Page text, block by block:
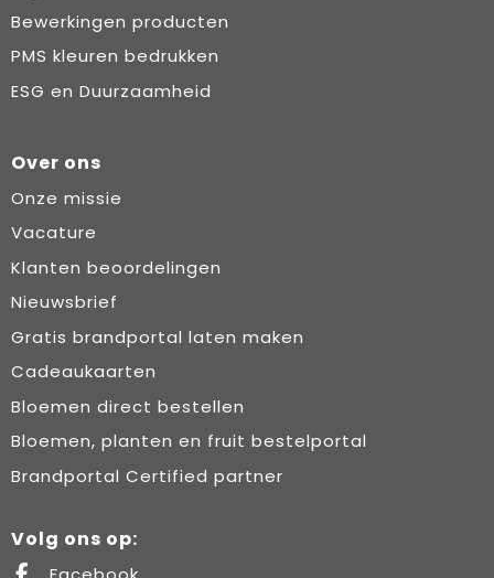
Bewerkingen producten
PMS kleuren bedrukken
ESG en Duurzaamheid
Over ons
Onze missie
Vacature
Klanten beoordelingen
Nieuwsbrief
Gratis brandportal laten maken
Cadeaukaarten
Bloemen direct bestellen
Bloemen, planten en fruit bestelportal
Brandportal Certified partner
Volg ons op: